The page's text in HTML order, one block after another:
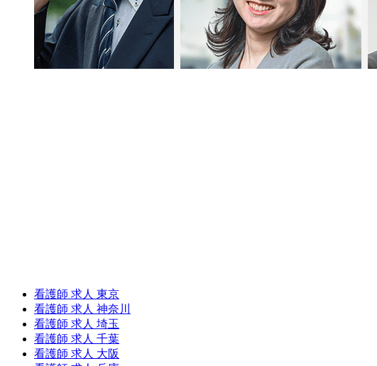
看護師 求人 東京
看護師 求人 神奈川
看護師 求人 埼玉
看護師 求人 千葉
看護師 求人 大阪